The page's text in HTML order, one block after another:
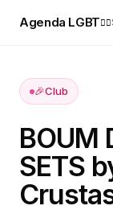
Agenda LGBT🏳️‍🌈
🎉Club
BOUM
SETS